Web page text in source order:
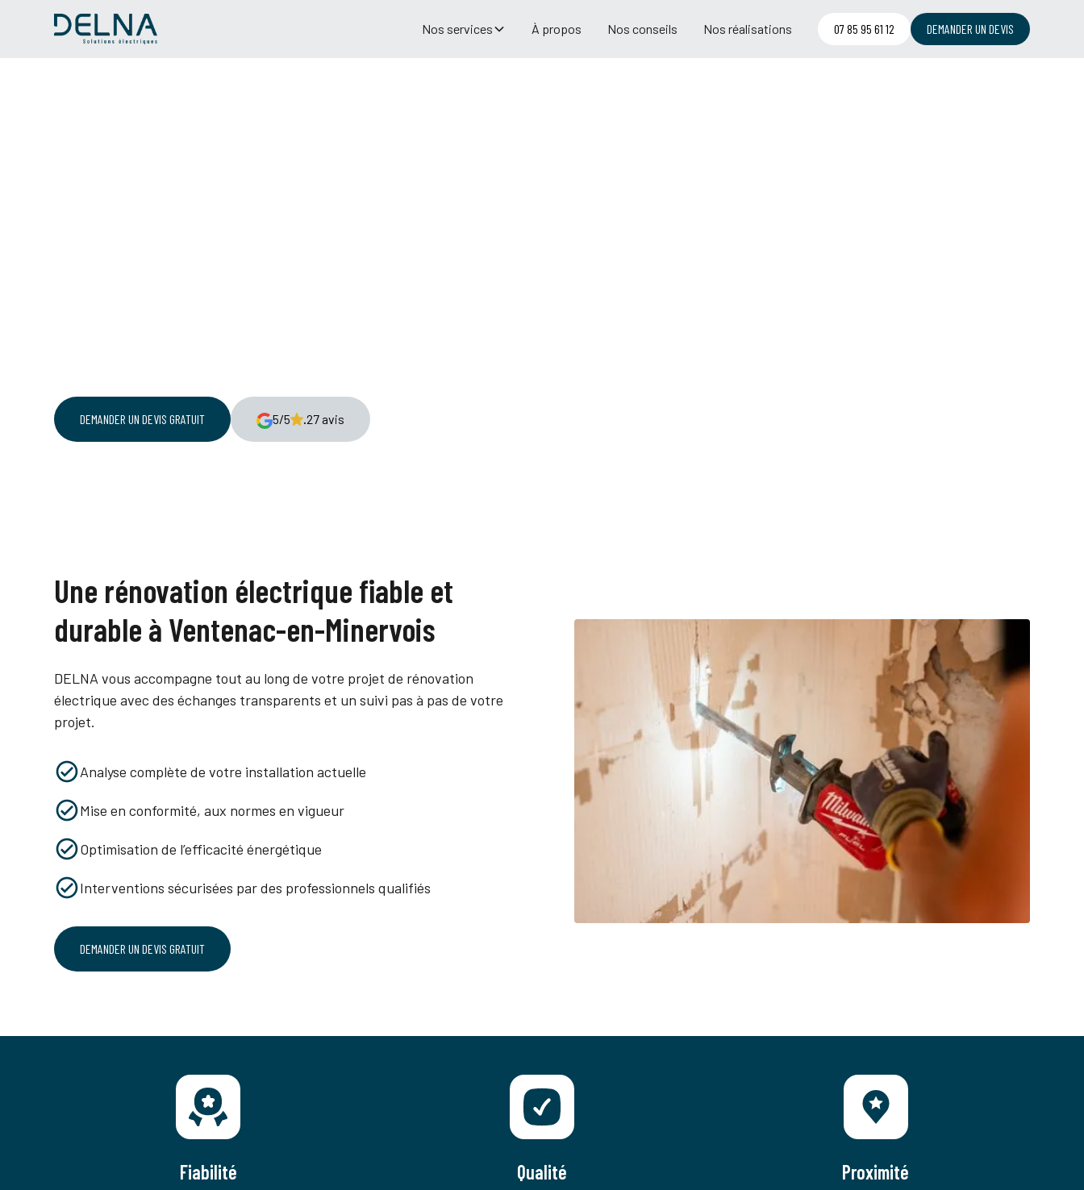
Nos services À propos Nos conseils Nos réalisations 07 85 95 61 12 DEMANDER UN DEVIS
DEMANDER UN DEVIS GRATUIT 5/5 .27 avis
Une rénovation électrique fiable et
durable à Ventenac-en-Minervois
DELNA vous accompagne tout au long de votre projet de rénovation
électrique avec des échanges transparents et un suivi pas à pas de votre
projet.
Analyse complète de votre installation actuelle
Mise en conformité, aux normes en vigueur
Optimisation de l’efficacité énergétique
Interventions sécurisées par des professionnels qualifiés
DEMANDER UN DEVIS GRATUIT
Fiabilité Qualité Proximité